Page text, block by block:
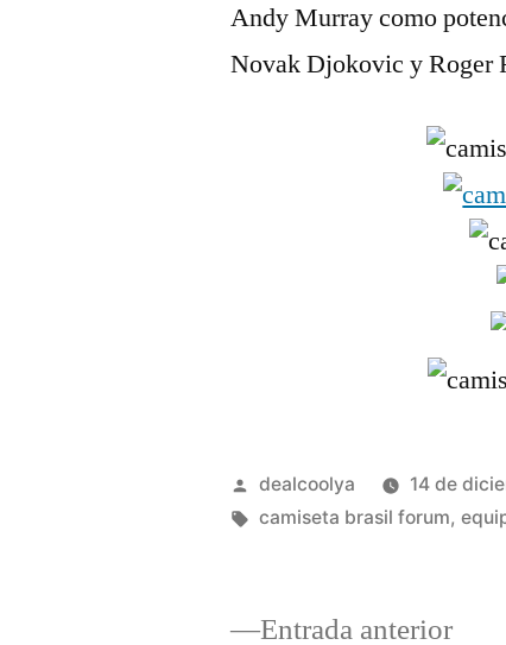
Andy Murray como
Novak Djokovic y Roger
Publicado
por
dealcoolya 14 de
Etiquetas:
camiseta brasil forum,
Entrada anterior